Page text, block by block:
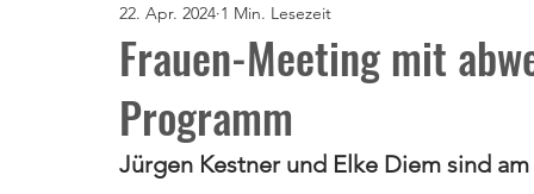
Nachwuchs Prüfungen
Sommercamp Umfrage
Frauen-Meeting mit
Programm
22. Apr. 2024 1 Min. Lesezeit
Jürgen Kestner und Elke Diem sind